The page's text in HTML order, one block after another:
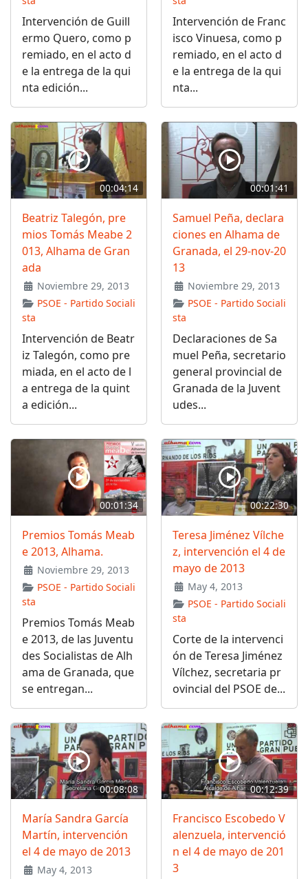
Intervención de Guill
ermo Quero, como p
remiado, en el acto d
e la entrega de la qui
nta edición...
Intervención de Franc
isco Vinuesa, como p
remiado, en el acto d
e la entrega de la qui
nta...
00:04:14
Beatriz Talegón, pre
mios Tomás Meabe 2
013, Alhama de Gran
ada
Noviembre 29, 2013
PSOE - Partido Sociali
sta
Intervención de Beatr
iz Talegón, como pre
miada, en el acto de l
a entrega de la quint
a edición...
00:01:41
Samuel Peña, declara
ciones en Alhama de
Granada, el 29-nov-20
13
Noviembre 29, 2013
PSOE - Partido Sociali
sta
Declaraciones de Sa
muel Peña, secretario
general provincial de
Granada de la Juvent
udes...
00:01:34
Premios Tomás Meab
e 2013, Alhama.
Noviembre 29, 2013
PSOE - Partido Sociali
sta
Premios Tomás Meab
e 2013, de las Juventu
des Socialistas de Alh
ama de Granada, que
se entregan...
00:22:30
Teresa Jiménez Vílche
z, intervención el 4 de
mayo de 2013
May 4, 2013
PSOE - Partido Sociali
sta
Corte de la intervenci
ón de Teresa Jiménez
Vílchez, secretaria pr
ovincial del PSOE de...
00:08:08
María Sandra García
Martín, intervención
el 4 de mayo de 2013
May 4, 2013
00:12:39
Francisco Escobedo V
alenzuela, intervenció
n el 4 de mayo de 201
3